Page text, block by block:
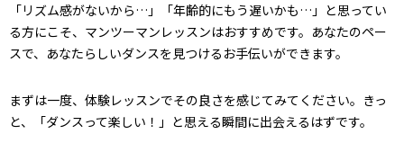
「リズム感がないから…」「年齢的にもう遅いかも…」と思ってい
る方にこそ、マンツーマンレッスンはおすすめです。あなたのペー
スで、あなたらしいダンスを見つけるお手伝いができます。
まずは一度、体験レッスンでその良さを感じてみてください。きっ
と、「ダンスって楽しい！」と思える瞬間に出会えるはずです。